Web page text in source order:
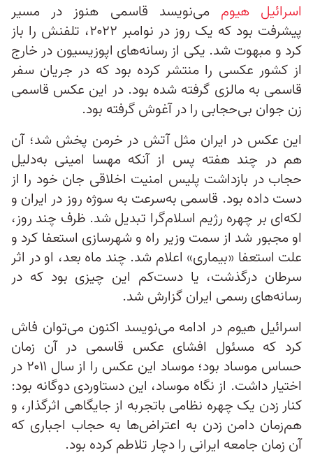
اسرائیل هیوم می‌نویسد قاسمی هنوز در مسیر
پیشرفت بود که یک روز در نوامبر ۲۰۲۲، تلفنش را باز
کرد و مبهوت شد. یکی از رسانه‌های اپوزیسیون در خارج
از کشور عکسی را منتشر کرده بود که در جریان سفر
قاسمی به مالزی گرفته شده بود. در این عکس قاسمی
زن جوان بی‌حجابی را در آغوش گرفته بود.
این عکس در ایران مثل آتش در خرمن پخش شد؛ آن
هم در چند هفته پس از آنکه مهسا امینی به‌دلیل
حجاب در بازداشت پلیس امنیت اخلاقی جان خود را از
دست داده بود. قاسمی به‌سرعت به سوژه روز در ایران و
لکه‌ای بر چهره رژیم اسلام‌گرا تبدیل شد. ظرف چند روز،
او مجبور شد از سمت وزیر راه و شهرسازی استعفا کرد و
علت استعفا «بیماری» اعلام شد. چند ماه بعد، او در اثر
سرطان درگذشت، یا دست‌کم این چیزی بود که در
رسانه‌های رسمی ایران گزارش شد.
اسرائیل هیوم در ادامه می‌نویسد اکنون می‌توان فاش
کرد که مسئول افشای عکس قاسمی در آن زمان
حساس موساد بود؛ موساد این عکس را از سال ۲۰۱۱ در
اختیار داشت. از نگاه موساد، این دستاوردی دوگانه بود:
کنار زدن یک چهره نظامی باتجربه از جایگاهی اثرگذار، و
هم‌زمان دامن زدن به اعتراض‌ها به حجاب اجباری که
آن زمان جامعه ایرانی را دچار تلاطم کرده بود.